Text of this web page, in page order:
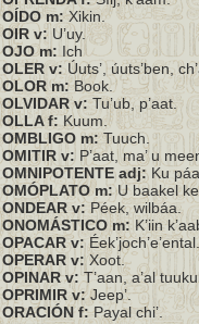
OÍDO m:Xikin.
OIR v: U’uy.
OJO m: Ich
OLER v: Úuts’, úuts’ben,
OLOR m:Book.
OLVIDAR v:Tu’ub, p’aat.
OLLA f:Kuum.
OMBLIGO m:Tuuch.
OMITIR v: P’aat, ma’ u
OMNIPOTENTE adj:Ku
OMÓPLATO m:U baakel
ONDEAR v:Péek, wilbáa.
ONOMÁSTICO m:K’iin
OPACAR v: Éek’joch’e’ental.
OPERAR v:Xoot.
OPINAR v: T’aan, a’al
OPRIMIR v:Jeep’.
ORACIÓN f:Payal chi’.